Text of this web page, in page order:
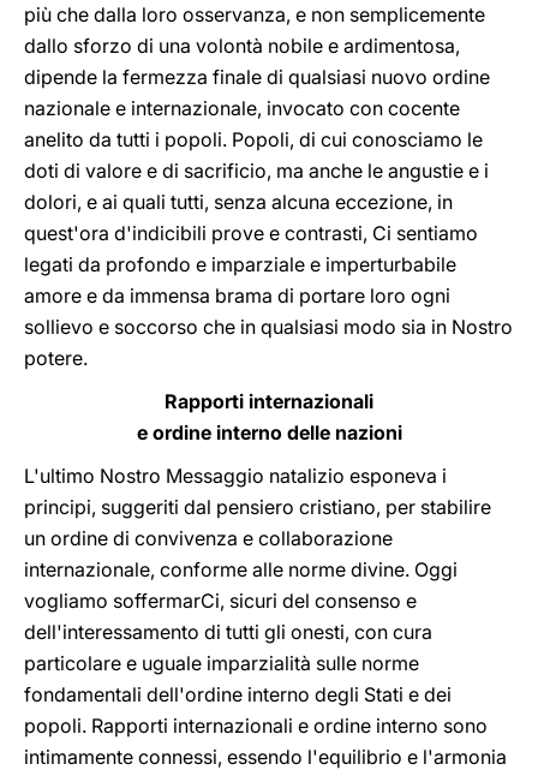
più che dalla loro osservanza, e non semplicemente
dallo sforzo di una volontà nobile e ardimentosa,
dipende la fermezza finale di qualsiasi nuovo ordine
nazionale e internazionale, invocato con cocente
anelito da tutti i popoli. Popoli, di cui conosciamo le
doti di valore e di sacrificio, ma anche le angustie e i
dolori, e ai quali tutti, senza alcuna eccezione, in
quest'ora d'indicibili prove e contrasti, Ci sentiamo
legati da profondo e imparziale e imperturbabile
amore e da immensa brama di portare loro ogni
sollievo e soccorso che in qualsiasi modo sia in Nostro
potere.
Rapporti internazionali
e ordine interno delle nazioni
L'ultimo Nostro Messaggio natalizio esponeva i
principi, suggeriti dal pensiero cristiano, per stabilire
un ordine di convivenza e collaborazione
internazionale, conforme alle norme divine. Oggi
vogliamo soffermarCi, sicuri del consenso e
dell'interessamento di tutti gli onesti, con cura
particolare e uguale imparzialità sulle norme
fondamentali dell'ordine interno degli Stati e dei
popoli. Rapporti internazionali e ordine interno sono
intimamente connessi, essendo l'equilibrio e l'armonia